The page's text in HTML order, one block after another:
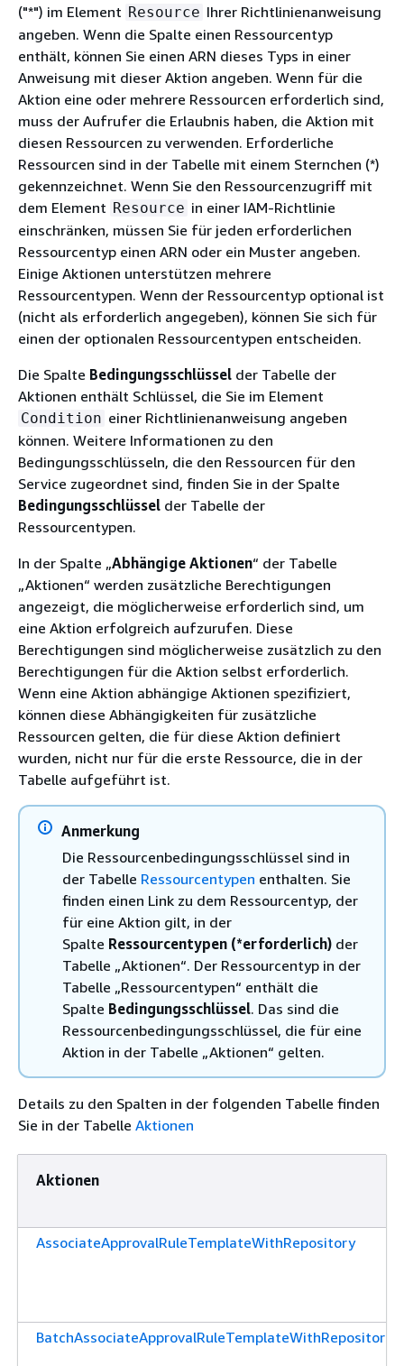
("*") im Element Resource Ihrer Richtlinienanweisung
angeben. Wenn die Spalte einen Ressourcentyp
enthält, können Sie einen ARN dieses Typs in einer
Anweisung mit dieser Aktion angeben. Wenn für die
Aktion eine oder mehrere Ressourcen erforderlich sind,
muss der Aufrufer die Erlaubnis haben, die Aktion mit
diesen Ressourcen zu verwenden. Erforderliche
Ressourcen sind in der Tabelle mit einem Sternchen (*)
gekennzeichnet. Wenn Sie den Ressourcenzugriff mit
dem Element Resource in einer IAM-Richtlinie
einschränken, müssen Sie für jeden erforderlichen
Ressourcentyp einen ARN oder ein Muster angeben.
Einige Aktionen unterstützen mehrere
Ressourcentypen. Wenn der Ressourcentyp optional ist
(nicht als erforderlich angegeben), können Sie sich für
einen der optionalen Ressourcentypen entscheiden.
Die Spalte Bedingungsschlüssel der Tabelle der
Aktionen enthält Schlüssel, die Sie im Element
Condition einer Richtlinienanweisung angeben
können. Weitere Informationen zu den
Bedingungsschlüsseln, die den Ressourcen für den
Service zugeordnet sind, finden Sie in der Spalte
Bedingungsschlüssel der Tabelle der
Ressourcentypen.
In der Spalte „Abhängige Aktionen“ der Tabelle
„Aktionen“ werden zusätzliche Berechtigungen
angezeigt, die möglicherweise erforderlich sind, um
eine Aktion erfolgreich aufzurufen. Diese
Berechtigungen sind möglicherweise zusätzlich zu den
Berechtigungen für die Aktion selbst erforderlich.
Wenn eine Aktion abhängige Aktionen spezifiziert,
können diese Abhängigkeiten für zusätzliche
Ressourcen gelten, die für diese Aktion definiert
wurden, nicht nur für die erste Ressource, die in der
Tabelle aufgeführt ist.
Anmerkung
Die Ressourcenbedingungsschlüssel sind in
der Tabelle Ressourcentypen enthalten. Sie
finden einen Link zu dem Ressourcentyp, der
für eine Aktion gilt, in der
Spalte Ressourcentypen (*erforderlich) der
Tabelle „Aktionen“. Der Ressourcentyp in der
Tabelle „Ressourcentypen“ enthält die
Spalte Bedingungsschlüssel. Das sind die
Ressourcenbedingungsschlüssel, die für eine
Aktion in der Tabelle „Aktionen“ gelten.
Details zu den Spalten in der folgenden Tabelle finden
Sie in der Tabelle Aktionen
Aktionen
AssociateApprovalRuleTemplateWithRepository
BatchAssociateApprovalRuleTemplateWithRepositories